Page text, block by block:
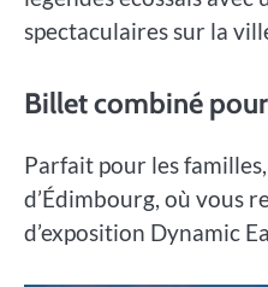
spectaculaires sur la
Billet combiné
Parfait pour les
d’Édimbourg, où vous
d’exposition Dynamic